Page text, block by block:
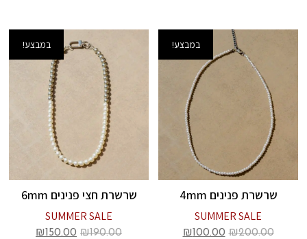
במבצע!
שרשרת פנינים 4mm
SUMMER SALE
₪200.00
₪ 100.00
במבצע!
שרשרת חצי פנינים 6mm
SUMMER SALE
₪190.00
₪ 150.00